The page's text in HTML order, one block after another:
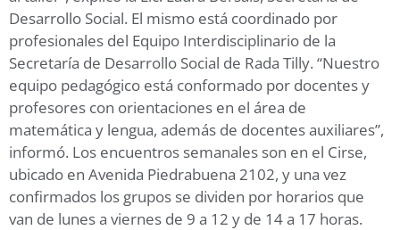
Desarrollo Social. El mismo está coordinado por
profesionales del Equipo Interdisciplinario de la
Secretaría de Desarrollo Social de Rada Tilly. “Nuestro
equipo pedagógico está conformado por docentes y
profesores con orientaciones en el área de
matemática y lengua, además de docentes auxiliares”,
informó. Los encuentros semanales son en el Cirse,
ubicado en Avenida Piedrabuena 2102, y una vez
confirmados los grupos se dividen por horarios que
van de lunes a viernes de 9 a 12 y de 14 a 17 horas.